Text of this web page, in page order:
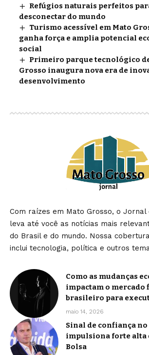
Refúgios naturais perfeitos
desconectar do mundo
Turismo acessível em Mato
ganha força e amplia potencial
social
Primeiro parque tecnológico
Grosso inaugura nova era de
desenvolvimento
Com raízes em Mato Grosso, o Jornal
leva até você as notícias mais
do Brasil e do mundo. Nossa
inclui tecnologia, política e outros
Como as mudanças
impactam o
brasileiro para
maio 14, 2026
Sinal de confiança
impulsiona forte alta
Bolsa